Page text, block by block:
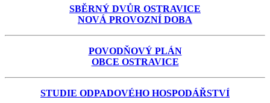
SBĚRNÝ DVŮR OSTRAVICE
NOVÁ PROVOZNÍ DOBA
POVODŇOVÝ PLÁN
OBCE OSTRAVICE
STUDIE ODPADOVÉHO HOSPODÁŘSTVÍ